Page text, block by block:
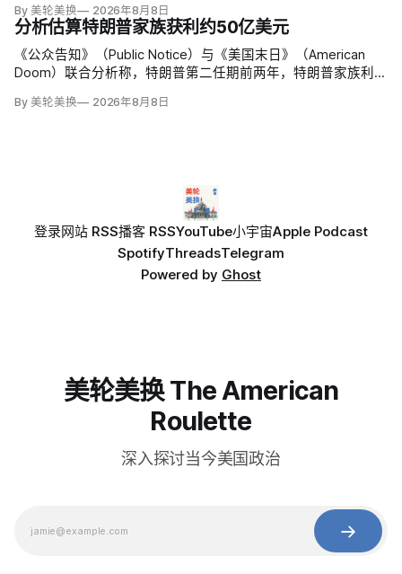
来，但其余来源仍未查清。
By 美轮美换 2026年8月8日
分析估算特朗普家族获利约50亿美元
《公众告知》（Public Notice）与《美国末日》（American
Doom）联合分析称，特朗普第二任期前两年，特朗普家族利润
22.5亿美元、外国授权业务2025年收入6100万美元；
By 美轮美换 2026年8月8日
登录网站 RSS播客 RSSYouTube小宇宙Apple Podcast
SpotifyThreadsTelegram
Powered by Ghost
美轮美换 The American
Roulette
深入探讨当今美国政治